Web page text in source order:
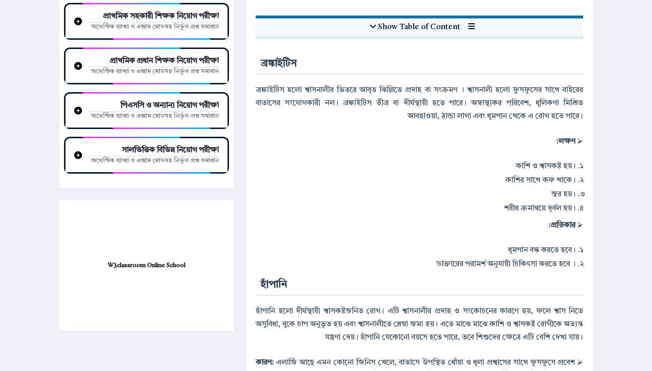
Show Table of Content
ব্রঙ্কাইটিস
ব্রঙ্কাইটিস হলো শ্বাসনালীর ভিতরে আবৃত ঝিল্লিতে প্রদাহ বা সংক্রমণ । শ্বাসনালী হলো ফুসফুসের সাথে বাইরের
বাতাসের সংযোগকারী নল। ব্রঙ্কাইটিস তীব্র বা দীর্ঘস্থায়ী হতে পারে। অস্বাস্থ্যকর পরিবেশ, ধূলিকণা মিশ্রিত
আবহাওয়া, ঠান্ডা লাগা এবং ধূমপান থেকে এ রোগ হতে পারে।
⮚
লক্ষণ:
কাশি ও শ্বাসকষ্ট হয়।
কাশির সাথে কফ থাকে।
জ্বর হয়।
শরীর ক্রমান্বয়ে দূর্বল হয়।
⮚
প্রতিকার:
ধূমপান বন্ধ করতে হবে।
ডাক্তারের পরামর্শ অনুযায়ী চিকিৎসা করতে হবে ।
হাঁপানি
হাঁপানি হলো দীর্ঘস্থায়ী শ্বাসকষ্টজনিত রোগ। এটি শ্বাসনালীর প্রদাহ ও সংকোচনের কারণে হয়, ফলে শ্বাস নিতে
অসুবিধা, বুকে চাপ অনুভূত হয় এবং শ্বাসনালীতে শ্লেষ্মা জমা হয়। এতে মাঝে মাঝে কাশি ও শ্বাসকষ্ট রোগীকে অত্যন্ত
যন্ত্রণা দেয়। হাঁপানি যেকোনো বয়সে হতে পারে, তবে শিশুদের ক্ষেত্রে এটি বেশি দেখা যায়।
⮚
কারণ: এলার্জি আছে এমন কোনো জিনিস খেলে, বাতাসে উপস্থিত ধোঁয়া ও ধূলা প্রশ্বাসের সাথে ফুসফুসে প্রবেশ
প্রাথমিক সহকারী শিক্ষক নিয়োগ পরীক্ষা
অথেন্টিক ব্যাখ্যা ও এক্সাম মোডসহ নির্ভুল প্রশ্ন সমাধান
প্রাথমিক প্রধান শিক্ষক নিয়োগ পরীক্ষা
অথেন্টিক ব্যাখ্যা ও এক্সাম মোডসহ নির্ভুল প্রশ্ন সমাধান
পিএসসি ও অন্যান্য নিয়োগ পরীক্ষা
অথেন্টিক ব্যাখ্যা ও এক্সাম মোডসহ নির্ভুল প্রশ্ন সমাধান
সালভিত্তিক বিভিন্ন নিয়োগ পরীক্ষা
অথেন্টিক ব্যাখ্যা ও এক্সাম মোডসহ নির্ভুল প্রশ্ন সমাধান
W3classroom Online School